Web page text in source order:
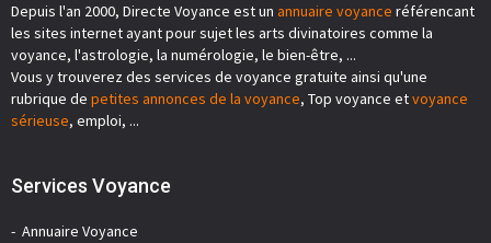
Depuis l'an 2000, Directe Voyance est un annuaire voyance référencant
les sites internet ayant pour sujet les arts divinatoires comme la
voyance, l'astrologie, la numérologie, le bien-être, ...
Vous y trouverez des services de voyance gratuite ainsi qu'une
rubrique de petites annonces de la voyance, Top voyance etvoyance
sérieuse, emploi, ...
Services Voyance
Annuaire Voyance